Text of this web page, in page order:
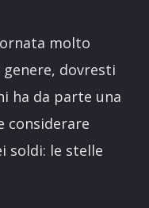
molto
dovresti
ha da parte una
considerare
soldi: le stelle